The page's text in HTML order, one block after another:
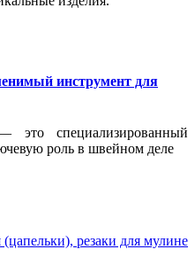
инструмент для
специализированный
роль в швейном деле
резаки для мулине